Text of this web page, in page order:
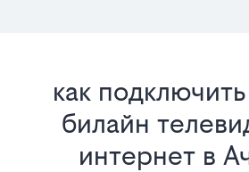
как
билайн
интернет в